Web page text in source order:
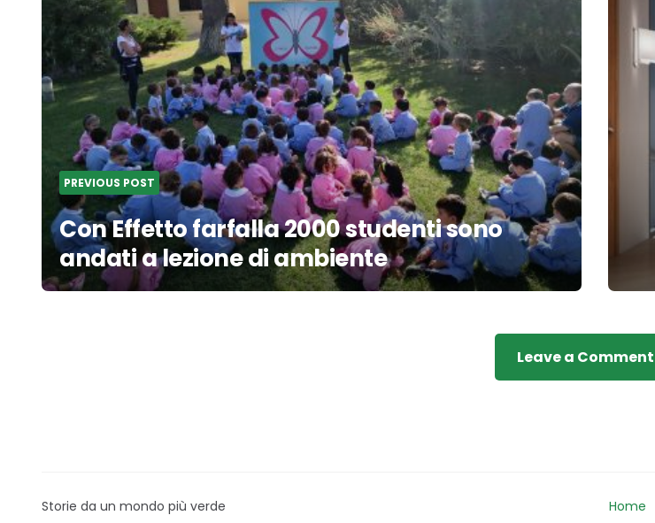
PREVIOUS POST
Con Effetto farfalla 2000 studenti sono
andati a lezione di ambiente
Leave a Comment
Storie da un mondo più verde Home